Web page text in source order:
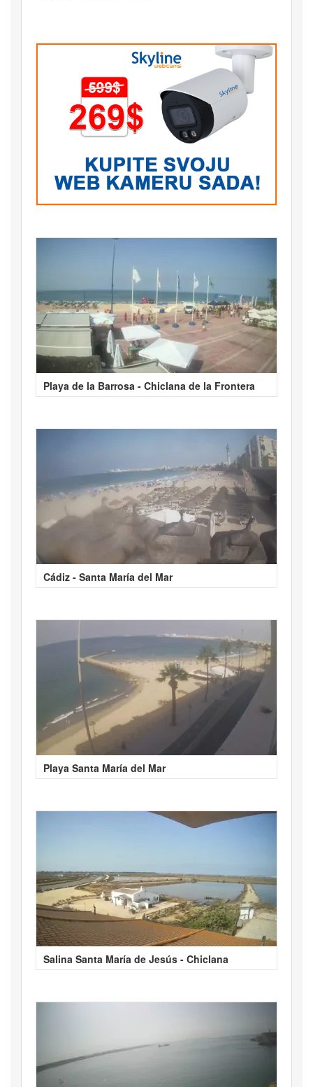
Playa de la Barrosa - Chiclana de la Frontera
Cádiz - Santa María del Mar
Playa Santa María del Mar
Salina Santa María de Jesús - Chiclana